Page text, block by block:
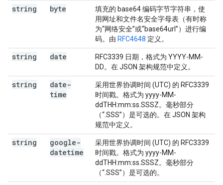
string byte
填充的 base64 编码字节字符串，使
用网址和文件名安全字母表（有时称
为“网络安全”或“base64url”）进行编
码。由 RFC4648 定义。
string date
RFC3339 日期，格式为 YYYY-MM-
DD。在 JSON 架构规范中定义。
string
date-
time
采用世界协调时间 (UTC) 的 RFC3339
时间戳。格式为 yyyy-MM-
ddTHH:mm:ss.SSSZ。毫秒部分
（“.SSS”）是可选的。在 JSON 架构
规范中定义。
string
google-
datetime
采用世界协调时间 (UTC) 的 RFC3339
时间戳。格式为 yyyy-MM-
ddTHH:mm:ss.SSSZ。毫秒部分
（“.SSS”）是可选的。